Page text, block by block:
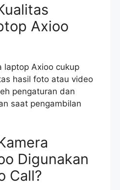
Axioo
laptop Axioo cukup
hasil foto atau video
pengaturan dan
saat pengambilan
Digunakan
Call?